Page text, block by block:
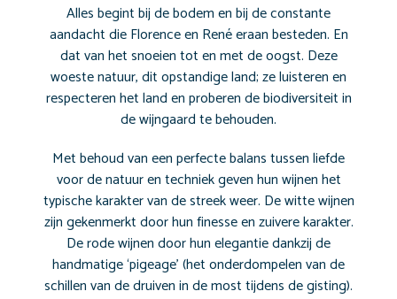
Alles begint bij de bodem en bij de constante
aandacht die Florence en René eraan besteden. En
dat van het snoeien tot en met de oogst. Deze
woeste natuur, dit opstandige land; ze luisteren en
respecteren het land en proberen de biodiversiteit in
de wijngaard te behouden.
Met behoud van een perfecte balans tussen liefde
voor de natuur en techniek geven hun wijnen het
typische karakter van de streek weer. De witte wijnen
zijn gekenmerkt door hun finesse en zuivere karakter.
De rode wijnen door hun elegantie dankzij de
handmatige ‘pigeage’ (het onderdompelen van de
schillen van de druiven in de most tijdens de gisting).